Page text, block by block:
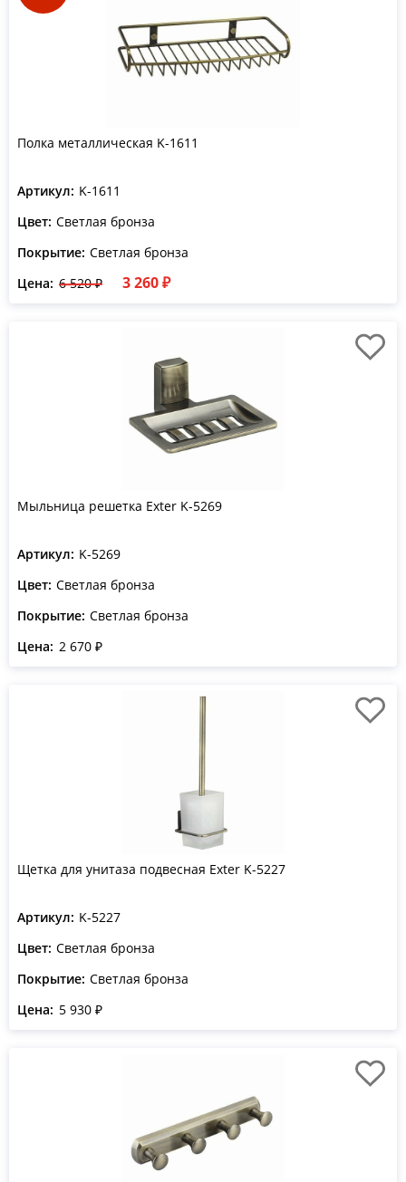
Полка металлическая K-1611
Артикул: K-1611
Цвет: Светлая бронза
Покрытие: Светлая бронза
Цена: 6 520 ₽ 3 260 ₽
Мыльница решетка Exter K-5269
Артикул: K-5269
Цвет: Светлая бронза
Покрытие: Светлая бронза
Цена: 2 670 ₽
Щетка для унитаза подвесная Exter K-5227
Артикул: K-5227
Цвет: Светлая бронза
Покрытие: Светлая бронза
Цена: 5 930 ₽